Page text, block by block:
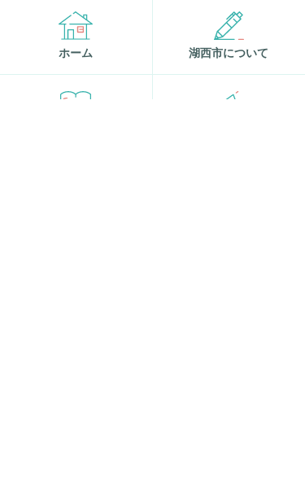
ホーム 湖西市について